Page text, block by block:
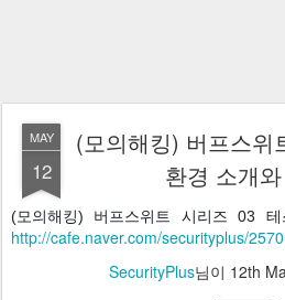
MAY
12
(모의해킹) 버프스위
환경 소개
http://cafe.naver.com/securityplus/
SecurityPlus님이 12th